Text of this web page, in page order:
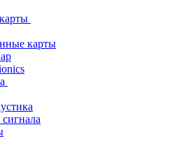
карты